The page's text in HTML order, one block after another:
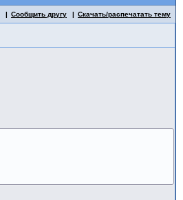
Сообщить другу Скачать/распечатать тему